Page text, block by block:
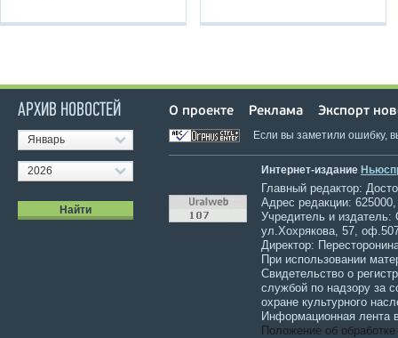
АРХИВ НОВОСТЕЙ
Январь
2026
О проекте Реклама Экспорт
Если вы заметили ошибку,
Интернет-издание
Главный редактор:
Адрес редакции:
Учредитель и
ул.Хохрякова, 57,
Директор:
При использовании
Свидетельство о
службой по надзору за
охране культурного
Информационная лента
Положение об